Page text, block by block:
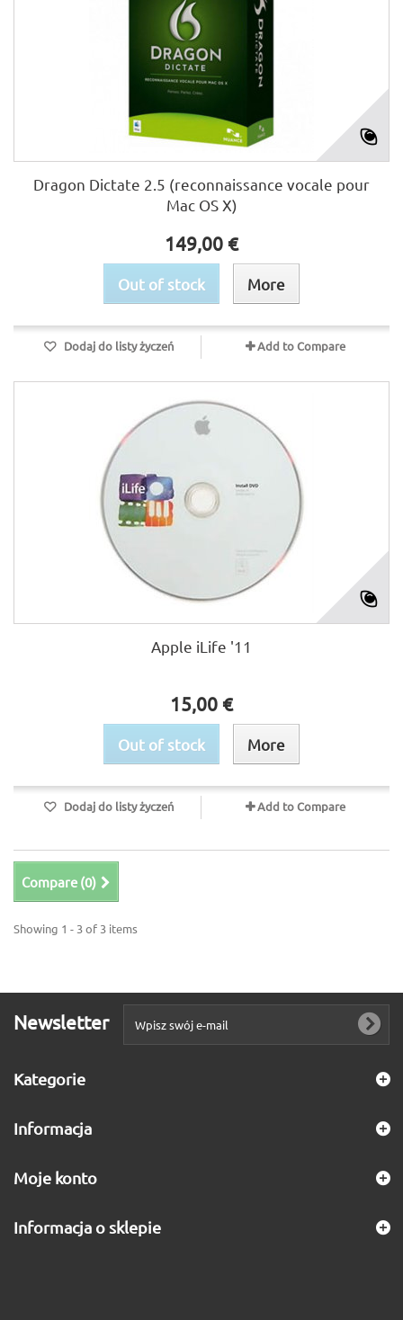
Dragon Dictate 2.5 (reconnaissance vocale pour
Mac OS X)
149,00 €
Out of stock More
Dodaj do listy życzeń Add to Compare
Apple iLife '11
15,00 €
Out of stock More
Dodaj do listy życzeń Add to Compare
Compare (0)
Showing 1 - 3 of 3 items
Newsletter
Kategorie
Informacja
Moje konto
Informacja o sklepie